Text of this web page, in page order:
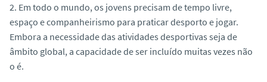
2. Em todo o mundo, os jovens precisam de tempo livre,
espaço e companheirismo para praticar desporto e jogar.
Embora a necessidade das atividades desportivas seja de
âmbito global, a capacidade de ser incluído muitas vezes não
o é.